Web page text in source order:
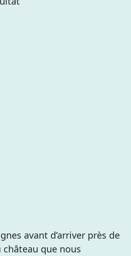
avant d’arriver près de
château que nous